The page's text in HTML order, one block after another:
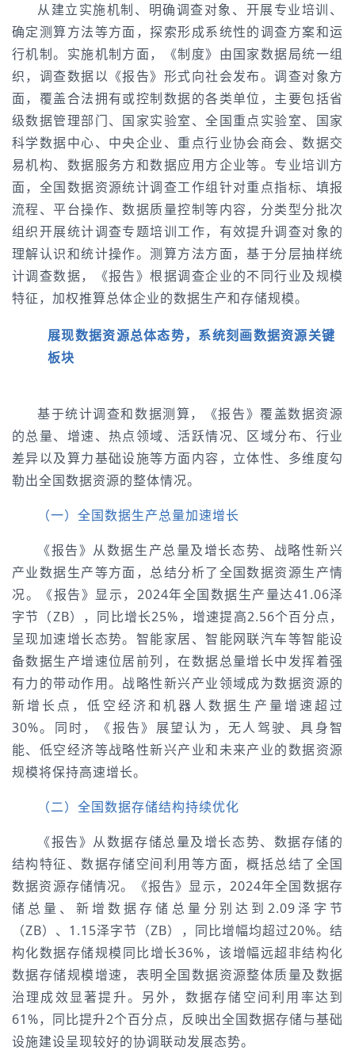
从建立实施机制、明确调查对象、开展专业培训、
确定测算方法等方面，探索形成系统性的调查方案和运
行机制。实施机制方面，《制度》由国家数据局统一组
织，调查数据以《报告》形式向社会发布。调查对象方
面，覆盖合法拥有或控制数据的各类单位，主要包括省
级数据管理部门、国家实验室、全国重点实验室、国家
科学数据中心、中央企业、重点行业协会商会、数据交
易机构、数据服务方和数据应用方企业等。专业培训方
面，全国数据资源统计调查工作组针对重点指标、填报
流程、平台操作、数据质量控制等内容，分类型分批次
组织开展统计调查专题培训工作，有效提升调查对象的
理解认识和统计操作。测算方法方面，基于分层抽样统
计调查数据，《报告》根据调查企业的不同行业及规模
特征，加权推算总体企业的数据生产和存储规模。
展现数据资源总体态势，系统刻画数据资源关键
板块
基于统计调查和数据测算，《报告》覆盖数据资源
的总量、增速、热点领域、活跃情况、区域分布、行业
差异以及算力基础设施等方面内容，立体性、多维度勾
勒出全国数据资源的整体情况。
（一）全国数据生产总量加速增长
《报告》从数据生产总量及增长态势、战略性新兴
产业数据生产等方面，总结分析了全国数据资源生产情
况。《报告》显示，2024年全国数据生产量达41.06泽
字节（ZB），同比增长25%，增速提高2.56个百分点，
呈现加速增长态势。智能家居、智能网联汽车等智能设
备数据生产增速位居前列，在数据总量增长中发挥着强
有力的带动作用。战略性新兴产业领域成为数据资源的
新增长点，低空经济和机器人数据生产量增速超过
30%。同时，《报告》展望认为，无人驾驶、具身智
能、低空经济等战略性新兴产业和未来产业的数据资源
规模将保持高速增长。
（二）全国数据存储结构持续优化
《报告》从数据存储总量及增长态势、数据存储的
结构特征、数据存储空间利用等方面，概括总结了全国
数据资源存储情况。《报告》显示，2024年全国数据存
储总量、新增数据存储总量分别达到2.09泽字节
（ZB）、1.15泽字节（ZB），同比增幅均超过20%。结
构化数据存储规模同比增长36%，该增幅远超非结构化
数据存储规模增速，表明全国数据资源整体质量及数据
治理成效显著提升。另外，数据存储空间利用率达到
61%，同比提升2个百分点，反映出全国数据存储与基础
设施建设呈现较好的协调联动发展态势。